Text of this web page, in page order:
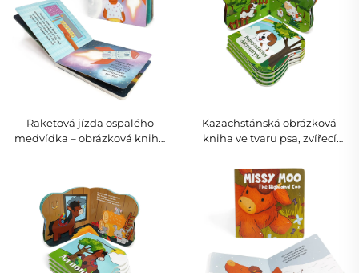
Raketová jízda ospalého
medvídka – obrázková kniha
Kazachstánská obrázková
kniha ve tvaru psa, zvířecí
1–4 let